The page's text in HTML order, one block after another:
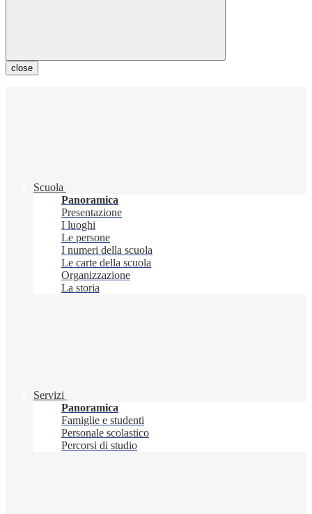
close
Scuola
Panoramica
Presentazione
I luoghi
Le persone
I numeri della scuola
Le carte della scuola
Organizzazione
La storia
Servizi
Panoramica
Famiglie e studenti
Personale scolastico
Percorsi di studio